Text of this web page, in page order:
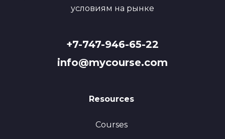
условиям на рынке
+7-747-946-65-22
info@mycourse.com
Resources
Courses